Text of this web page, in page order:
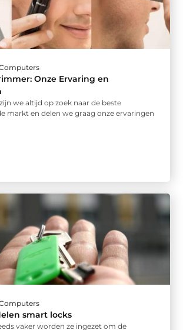
Onze Ervaring en
we altijd op zoek naar de beste
markt en delen we graag onze ervaringen
smart locks
vaker worden ze ingezet om de